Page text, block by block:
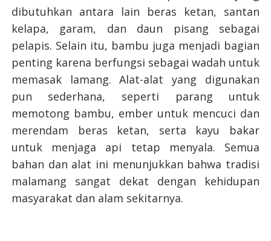
dibutuhkan antara lain beras ketan, santan
kelapa, garam, dan daun pisang sebagai
pelapis. Selain itu, bambu juga menjadi bagian
penting karena berfungsi sebagai wadah untuk
memasak lamang. Alat-alat yang digunakan
pun sederhana, seperti parang untuk
memotong bambu, ember untuk mencuci dan
merendam beras ketan, serta kayu bakar
untuk menjaga api tetap menyala. Semua
bahan dan alat ini menunjukkan bahwa tradisi
malamang sangat dekat dengan kehidupan
masyarakat dan alam sekitarnya.